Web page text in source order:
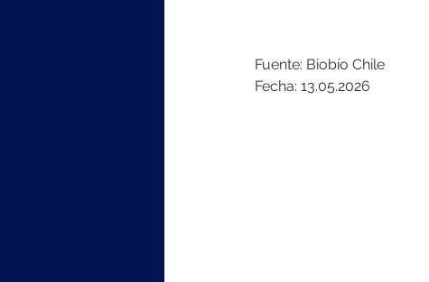
Fuente: Biobío Chile
Fecha: 13.05.2026